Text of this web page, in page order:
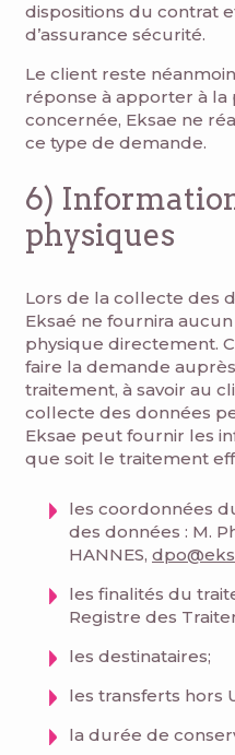
dispositions du contrat
d’assurance sécurité.
Le client reste
réponse à apporter à la
concernée, Eksae ne
ce type de demande.
6)
physiques
Lors de la collecte des
Eksaé ne fournira
physique directement.
faire la demande
traitement, à savoir au
collecte des données
Eksae peut fournir les
que soit le traitement
les coordonnées
des données : M.
HANNES,
les finalités du
Registre des
les destinataires;
les transferts hors
la durée de